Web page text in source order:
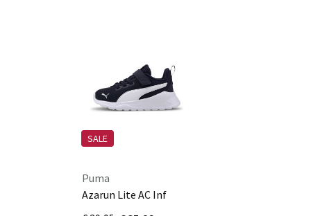
SALE
Puma
Azarun Lite AC Inf